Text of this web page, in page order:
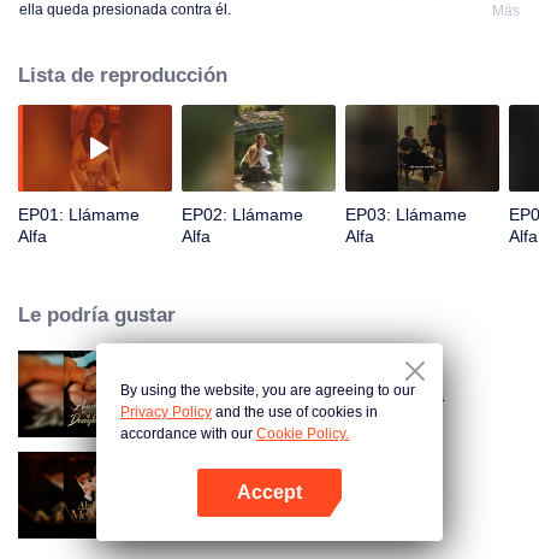
ella queda presionada contra él.
Más
Lista de reproducción
EP01: Llámame
Alfa
EP02: Llámame
Alfa
EP03: Llámame
Alfa
Alfa
Le podría gustar
Atado a mi esposa desaparecida
Alfa, por favor márcame
By using the website, you are agreeing to our
Privacy Policy and the use of cookies in
accordance with our Cookie Policy.
Accept